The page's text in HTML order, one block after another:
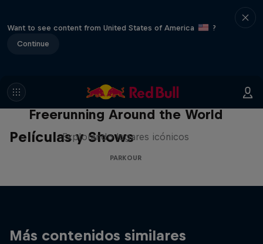
Want to see content from United States of America
?
Continue
Películas y Shows
Freerunning Around the World
Explorando lugares icónicos
PARKOUR
Más contenidos similares